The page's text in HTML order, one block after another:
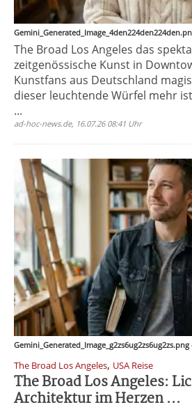
The Broad Los Angeles das
zeitgenössische Kunst in
Kunstfans aus Deutschland
dieser leuchtende Würfel mehr
...
ad-hoc-news.de, 16.07.26 08:41 Uhr
The Broad Los Angeles, USA Reise
The Broad Los Angeles:
Architektur im Herzen ...